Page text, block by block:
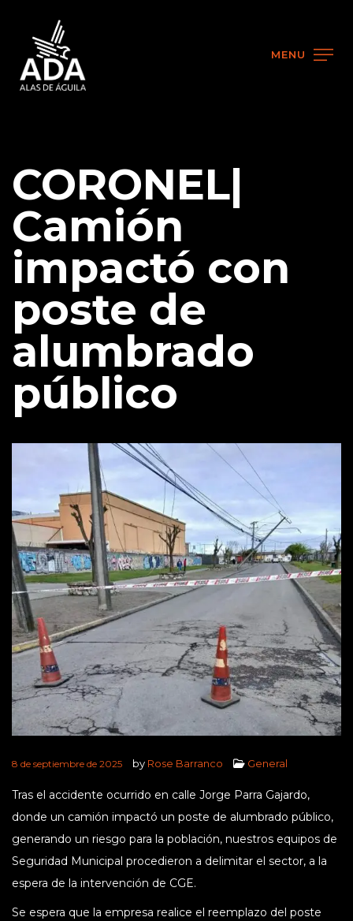
MENU
CORONEL|
Camión
impactó con
poste de
alumbrado
público
8 de septiembre de 2025 by Rose Barranco General
Tras el accidente ocurrido en calle Jorge Parra Gajardo,
donde un camión impactó un poste de alumbrado público,
generando un riesgo para la población, nuestros equipos de
Seguridad Municipal procedieron a delimitar el sector, a la
espera de la intervención de CGE.
Se espera que la empresa realice el reemplazo del poste